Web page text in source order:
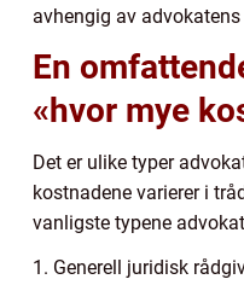
avhengig av
En
«hvor mye
Det er ulike typer
kostnadene varierer i
vanligste typene
1. Generell juridisk